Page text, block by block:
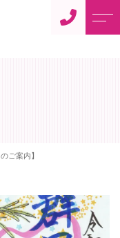
る質問
らのお知らせ
ご案内】